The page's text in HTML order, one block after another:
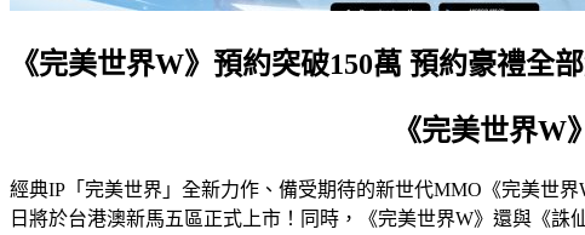
《完美世界W》預約突破150萬 預約豪禮全
《完美世界
經典IP「完美世界」全新力作、備受期待的新世代MMO《完美世
日將於台港澳新馬五區正式上市！同時，《完美世界W》還與《